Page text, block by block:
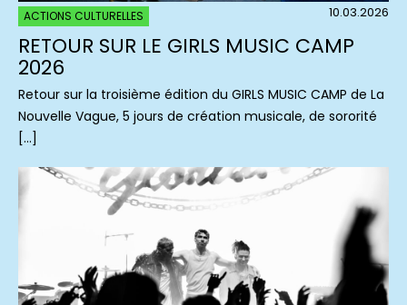
ACTIONS CULTURELLES 10.03.2026
RETOUR SUR LE GIRLS MUSIC CAMP
2026
Retour sur la troisième édition du GIRLS MUSIC CAMP de La
Nouvelle Vague, 5 jours de création musicale, de sororité
[…]